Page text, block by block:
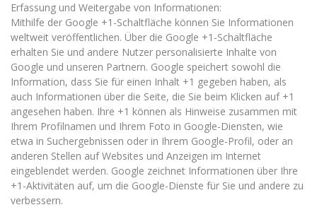
Erfassung und Weitergabe von Informationen:
Mithilfe der Google +1-Schaltfläche können Sie Informationen
weltweit veröffentlichen. Über die Google +1-Schaltfläche
erhalten Sie und andere Nutzer personalisierte Inhalte von
Google und unseren Partnern. Google speichert sowohl die
Information, dass Sie für einen Inhalt +1 gegeben haben, als
auch Informationen über die Seite, die Sie beim Klicken auf +1
angesehen haben. Ihre +1 können als Hinweise zusammen mit
Ihrem Profilnamen und Ihrem Foto in Google-Diensten, wie
etwa in Suchergebnissen oder in Ihrem Google-Profil, oder an
anderen Stellen auf Websites und Anzeigen im Internet
eingeblendet werden. Google zeichnet Informationen über Ihre
+1-Aktivitäten auf, um die Google-Dienste für Sie und andere zu
verbessern.